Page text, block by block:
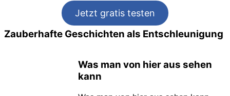
Jetzt gratis testen
Zauberhafte Geschichten als Entschleunigung
Was man von hier aus sehen
kann